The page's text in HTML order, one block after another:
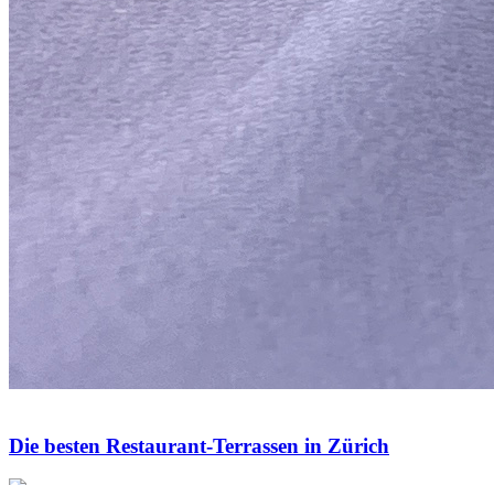
Die besten Restaurant-Terrassen in Zürich